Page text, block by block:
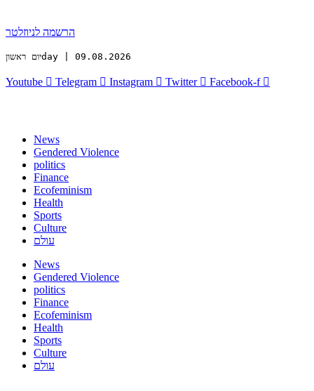
הרשמה לניוזלטר
יום ראשוןday | 09.08.2026
Youtube Telegram Instagram Twitter Facebook-f
News
Gendered Violence
politics
Finance
Ecofeminism
Health
Sports
Culture
עולם
News
Gendered Violence
politics
Finance
Ecofeminism
Health
Sports
Culture
עולם